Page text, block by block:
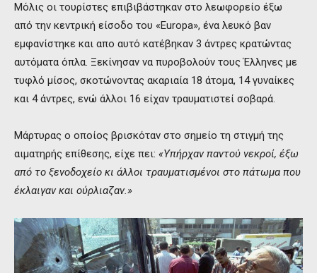
Μόλις οι τουρίστες επιβιβάστηκαν στο λεωφορείο έξω
από την κεντρική είσοδο του «Europa», ένα λευκό βαν
εμφανίστηκε και απο αυτό κατέβηκαν 3 άντρες κρατώντας
αυτόματα όπλα. Ξεκίνησαν να πυροβολούν τους Έλληνες με
τυφλό μίσος, σκοτώνοντας ακαριαία 18 άτομα, 14 γυναίκες
και 4 άντρες, ενώ άλλοι 16 είχαν τραυματιστεί σοβαρά.
Μάρτυρας ο οποίος βρισκόταν στο σημείο τη στιγμή της
αιματηρής επίθεσης, είχε πει: «Υπήρχαν παντού νεκροί, έξω
από το ξενοδοχείο κι άλλοι τραυματισμένοι στο πάτωμα που
έκλαιγαν και ούρλιαζαν.»